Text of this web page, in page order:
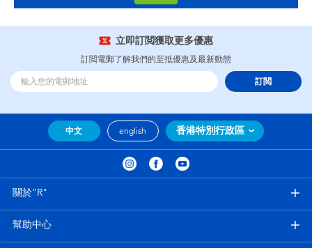
立即訂閲獲取更多優惠
訂閲電郵了解我們的至抵優惠及最新動態
訂閲
中文 english 香港特別行政區
關於"R"
幫助中心